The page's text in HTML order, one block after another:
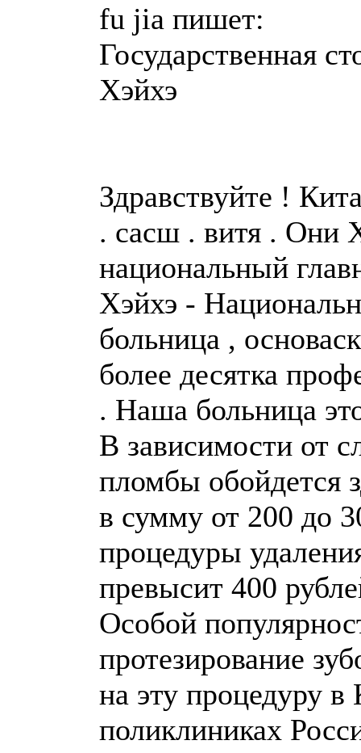
fu jia пишет:
Государственная
Хэйхэ
Здравствуйте !
. сасш . витя . Они
национальный
Хэйхэ -
больница ,
более десятка
. Наша больница
В зависимости от
пломбы обойдется
в сумму от 200 до
процедуры
превысит 400
Особой
протезирование
на эту процедуру
поликлиниках